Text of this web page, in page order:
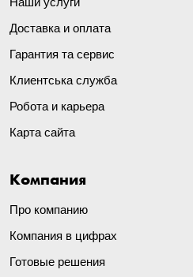
Доставка и оплата
Гарантия та сервис
Клиентська служба
Робота и карьера
Карта сайта
Компания
Про компанию
Компания в цифрах
Готовые решения